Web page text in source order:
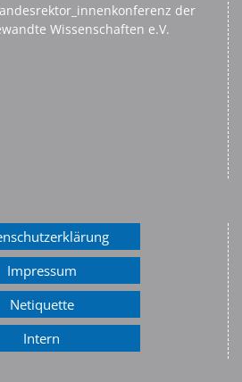
der
Wissenschaften e.V.
Impressum
Netiquette
Intern